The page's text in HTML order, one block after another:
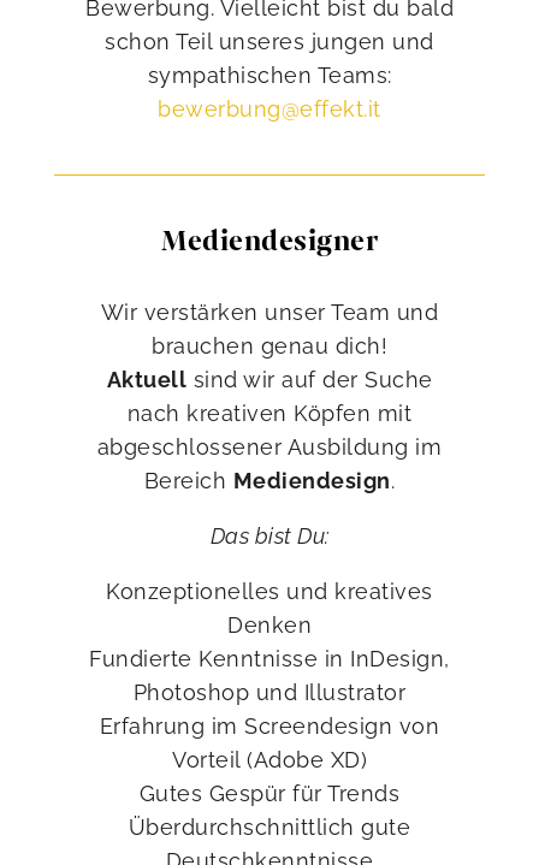
Bewerbung. Vielleicht bist du bald
schon Teil unseres jungen und
sympathischen Teams:
bewerbung@effekt.it
Mediendesigner
Wir verstärken unser Team und
brauchen genau dich!
Aktuell sind wir auf der Suche
nach kreativen Köpfen mit
abgeschlossener Ausbildung im
Bereich Mediendesign.
Das bist Du:
Konzeptionelles und kreatives
Denken
Fundierte Kenntnisse in InDesign,
Photoshop und Illustrator
Erfahrung im Screendesign von
Vorteil (Adobe XD)
Gutes Gespür für Trends
Überdurchschnittlich gute